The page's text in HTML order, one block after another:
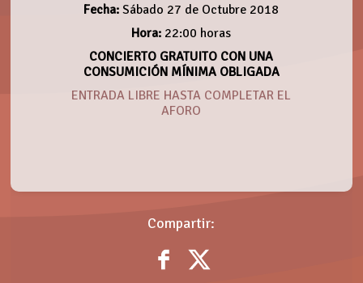
Fecha:Sábado 27 de Octubre 2018
Hora: 22:00 horas
CONCIERTO GRATUITO CON UNA
CONSUMICIÓN MÍNIMA OBLIGADA
ENTRADA LIBRE HASTA COMPLETAR EL
AFORO
Compartir: